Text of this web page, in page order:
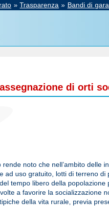
»Trasparenza » Bandi di
di orti
noto che nell’ambito delle
ad uso gratuito, lotti di terreno di
tempo libero della popolazione
a favorire la socializzazione
della vita rurale, previa